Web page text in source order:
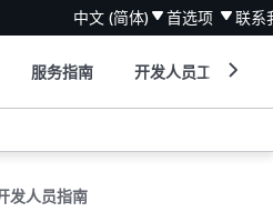
中文 (简体) 首选项 联系
服务指南 开发人员工具
发人员指南